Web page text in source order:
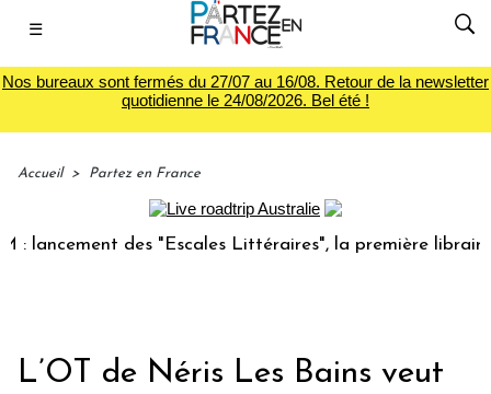
☰
Nos bureaux sont fermés du 27/07 au 16/08. Retour de la newsletter
quotidienne le 24/08/2026. Bel été !
Accueil > Partez en France
des "Escales Littéraires", la première librairie du
L’OT de Néris Les Bains veut